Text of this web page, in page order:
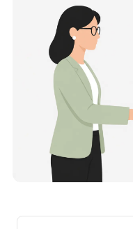
Wohnung in
Für eine
die Kosten in
im Schnitt rund 31,9 €
(Etage, Aufzug),
den Preis nach oben
Festpreis nennt Ihnen
Beschreibung.
Werden
teurer?
Seit 2020 verlief die
(−10 %), mit dem